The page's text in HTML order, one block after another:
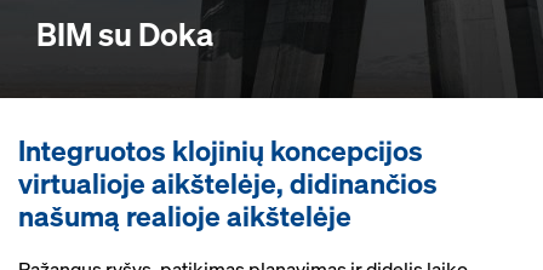
BIM su Doka
Integruotos klojinių koncepcijos
virtualioje aikštelėje, didinančios
našumą realioje aikštelėje